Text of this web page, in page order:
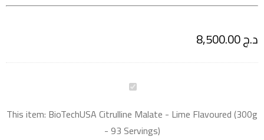
د.ج
This item: BioTechUSA Citrulline Malate - Lime Flavoured (300g
- 93 Servings)